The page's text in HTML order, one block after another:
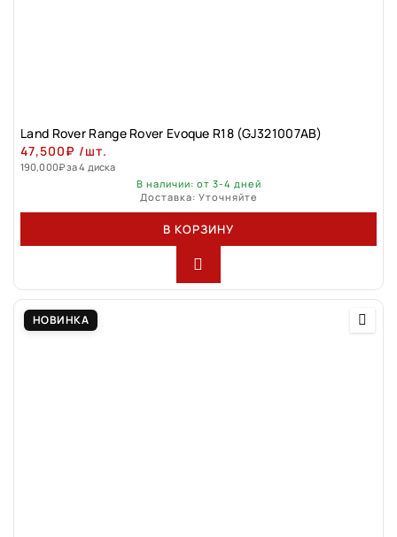
Land Rovеr Rаngе Rоver Evоque R18 (GJ321007АВ)
47,500₽ /шт.
190,000₽за 4 диска
В наличии: от 3-4 дней
Доставка: Уточняйте
В КОРЗИНУ
НОВИНКА